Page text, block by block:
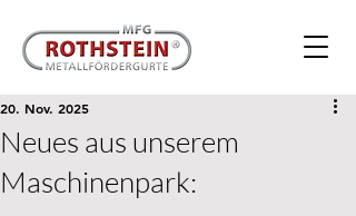
Neues aus unserem
Maschinenpark:
20. Nov. 2025